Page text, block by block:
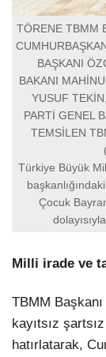
TÖRENE TBMM
BAŞKANI
BAKANI
YUSUF
PARTİ GENEL
TEMSİLEN
Türkiye Büyük
Çocuk
Milli irade ve
TBMM
kayıtsız
hatırlatarak,